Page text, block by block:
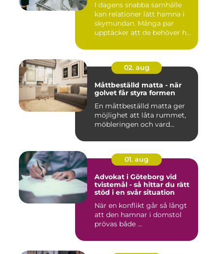
I dagens snabba samhälle
kan relationer lätt hamna i
skymundan. Många par
upptäcker att de behöver h...
02. aug
Måttbeställd matta - när
golvet får styra formen
En måttbeställd matta ger
möjlighet att låta rummet,
möbleringen och vard...
01. aug
Advokat i Göteborg vid
tvistemål - så hittar du rätt
stöd i en svår situation
När en konflikt går så långt
att den hamnar i domstol
prövas både ...